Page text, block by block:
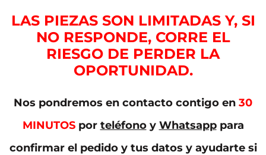
LAS PIEZAS SON LIMITADAS Y, SI
NO RESPONDE, CORRE EL
RIESGO DE PERDER LA
OPORTUNIDAD.
Nos pondremos en contacto contigo en 30
MINUTOSpor teléfonoy Whatsapppara
confirmar el pedido y tus datos y ayudarte si